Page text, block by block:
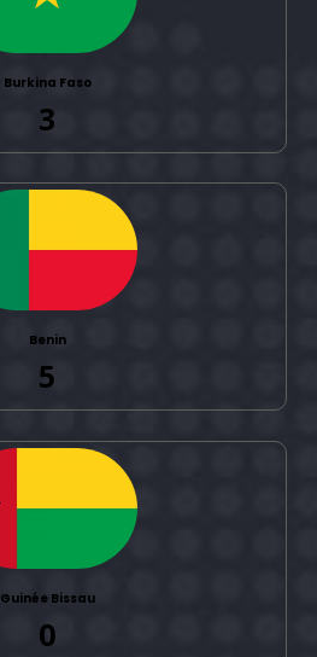
Burkina Faso
3
Benin
5
Guinée Bissau
0